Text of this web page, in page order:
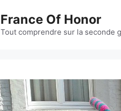
France Of Honor
Tout comprendre sur la seconde